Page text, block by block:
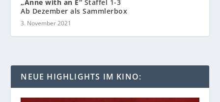
„Anne with an E“ Staffel 1-3
Ab Dezember als Sammlerbox
3. November 2021
NEUE HIGHLIGHTS IM KINO: